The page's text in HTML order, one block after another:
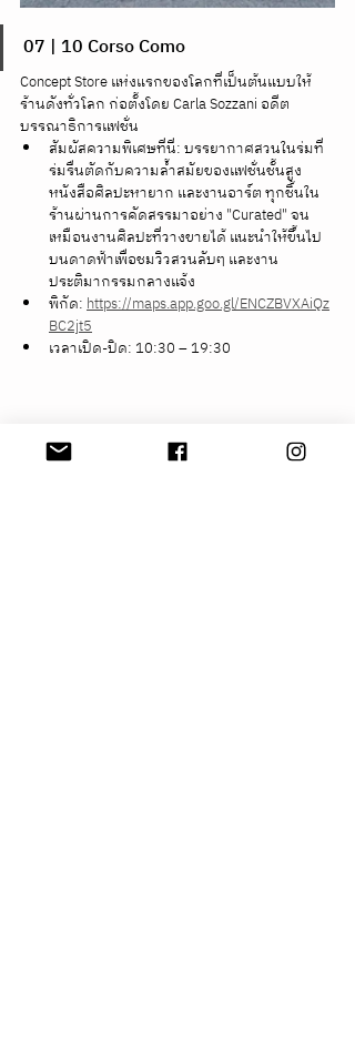
07 | 10 Corso Como
Concept Store แห่งแรกของโลกที่เป็นต้นแบบให้
ร้านดังทั่วโลก ก่อตั้งโดย Carla Sozzani อดีต
บรรณาธิการแฟชั่น
สัมผัสความพิเศษที่นี่: บรรยากาศสวนในร่มที่
ร่มรื่นตัดกับความล้ำสมัยของแฟชั่นชั้นสูง
หนังสือศิลปะหายาก และงานอาร์ต ทุกชิ้นใน
ร้านผ่านการคัดสรรมาอย่าง "Curated" จน
เหมือนงานศิลปะที่วางขายได้ แนะนำให้ขึ้นไป
บนดาดฟ้าเพื่อชมวิวสวนลับๆ และงาน
ประติมากรรมกลางแจ้ง
พิกัด: https://maps.app.goo.gl/ENCZBVXAiQz
BC2jt5
เวลาเปิด-ปิด: 10:30 – 19:30